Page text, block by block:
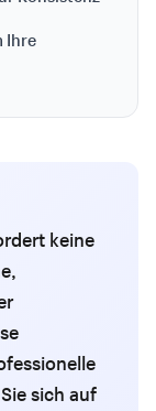
Ihre
keine
sich auf